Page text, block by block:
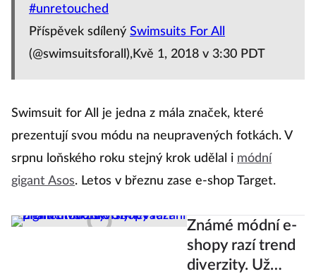
#unretouched
Příspěvek sdílený Swimsuits For All
(@swimsuitsforall),Kvě 1, 2018 v 3:30 PDT
Swimsuit for All je jedna z mála značek, které
prezentují svou módu na neupravených fotkách. V
srpnu loňského roku stejný krok udělal i módní
gigant Asos. Letos v březnu zase e-shop Target.
Známé módní e-
shopy razí trend
diverzity. Už